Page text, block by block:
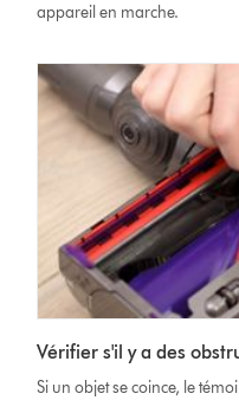
appareil en marche.
Transcript
Afficher
la
transcription
de
la
Vérifier s'il y a des
Si un objet se coince, le